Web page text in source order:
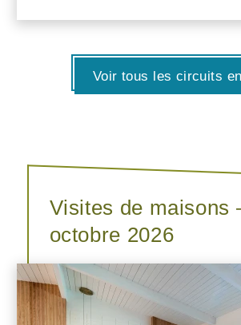
Voir tous les circuits
Visites de maisons
octobre 2026